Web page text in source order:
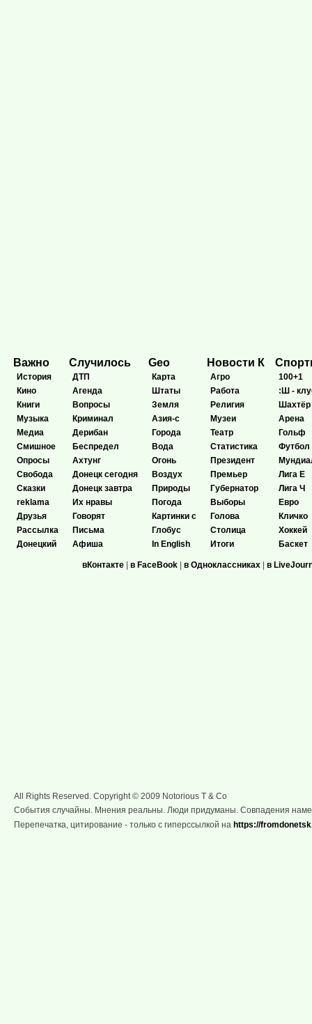
Важно
История
Кино
Книги
Музыка
Медиа
Смишное
Опросы
Свобода
Сказки
reklama
Друзья
Рассылка
Донецкий
Случилось
ДТП
Агенда
Вопросы
Криминал
Дерибан
Беспредел
Ахтунг
Донецк сегодня
Донецк завтра
Их нравы
Говорят
Письма
Афиша
Geo
Карта
Штаты
Земля
Азия-с
Города
Вода
Огонь
Воздух
Природы
Погода
Картинки с
Глобус
In English
Новости К
Агро
Работа
Религия
Музеи
Театр
Статистика
Президент
Премьер
Губернатор
Выборы
Голова
Столица
Итоги
100+1
:Ш -
Шахтёр
Арена
Гольф
Футбол
Лига Е
Лига Ч
Евро
Кличко
Хоккей
Баскет
вКонтакте | в FaceBook | в Одноклассниках | в
All Rights Reserved. Copyright © 2009 Notorious T & Co
События случайны. Мнения реальны. Люди придуманы. Совпадения
Перепечатка, цитирование - только с гиперссылкой на https://